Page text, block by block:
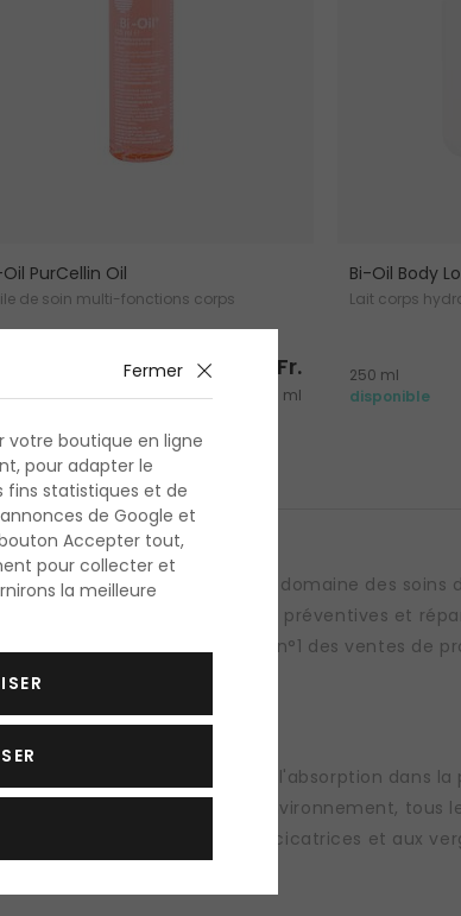
PurCellin Oil
de soin multi-fonctions corps
de 8.05 Fr.
de 13.40 Fr. / 100 ml
Bi-Oil Body
Lait corps
250 ml
disponible
Oila obtenu 224 prix dans le domaine des soins
soin miraculeuse aux vertus préventives et
l'huile Bi-Oilest devenue le n°1 des ventes de
d'huile spéciale qui assure l'absorption dans la
est respectueuse de l'environnement, tous
Dites adieux aux cicatrices et aux
Fermer
votre boutique en ligne
pour adapter le
fins statistiques et de
de Google et
Accepter tout,
pour collecter et
la meilleure